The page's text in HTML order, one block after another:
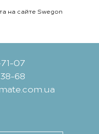
на сайте Swegon
07
68